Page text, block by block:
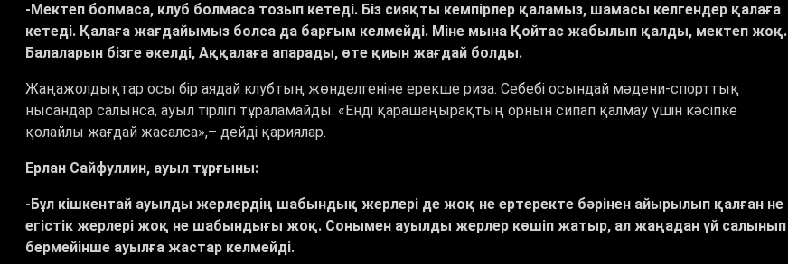
-Мектеп болмаса, клуб болмаса тозып кетеді. Біз сияқты кемпірлер қаламыз, шамасы келгендер қалаға
кетеді. Қалаға жағдайымыз болса да барғым келмейді. Міне мына Қойтас жабылып қалды, мектеп жоқ.
Балаларын бізге әкелді, Аққалаға апарады, өте қиын жағдай болды.
Жаңажолдықтар осы бір аядай клубтың жөнделгеніне ерекше риза. Себебі осындай мәдени-спорттық
нысандар салынса, ауыл тірлігі тұраламайды. «Енді қарашаңырақтың орнын сипап қалмау үшін кәсіпке
қолайлы жағдай жасалса»,– дейді қариялар.
Ерлан Сайфуллин, ауыл тұрғыны:
-Бұл кішкентай ауылды жерлердің шабындық жерлері де жоқ не ертеректе бәрінен айырылып қалған не
егістік жерлері жоқ не шабындығы жоқ. Сонымен ауылды жерлер көшіп жатыр, ал жаңадан үй салынып
бермейінше ауылға жастар келмейді.